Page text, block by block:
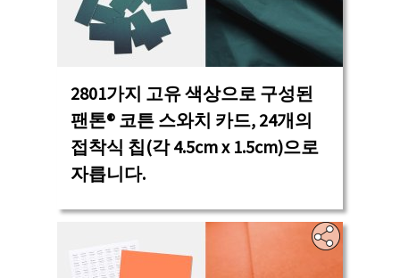
2801가지 고유 색상으로 구성된
팬톤® 코튼 스와치 카드, 24개의
접착식 칩(각 4.5cm x 1.5cm)으로
자릅니다.